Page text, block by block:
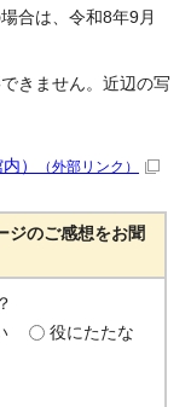
合は、令和8年9月
きません。近辺の写
） （外部リンク）
ジのご感想をお聞
役にたたな